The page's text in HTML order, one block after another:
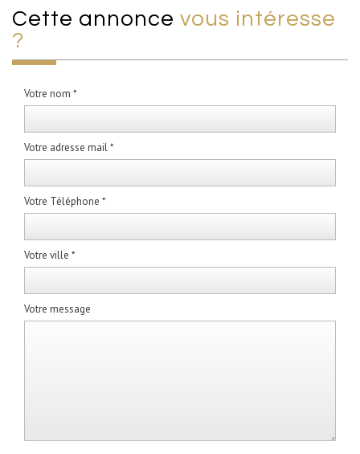
cette annonce vous intéresse
?
Votre nom *
Votre adresse mail *
Votre Téléphone *
Votre ville *
Votre message